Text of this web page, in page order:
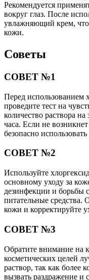
Рекомендуется
вокруг глаз. После
увлажняющий крем,
кожи.
Советы
СОВЕТ №1
Перед использованием
проведите тест на
количество раствора
часа. Если не
безопасно
СОВЕТ №2
Используйте
основному уходу за
дезинфекции и борьбы
питательные средства.
кожи и корректируйте
СОВЕТ №3
Обратите внимание на
косметических целей
раствор, так как более
вызвать раздражение и